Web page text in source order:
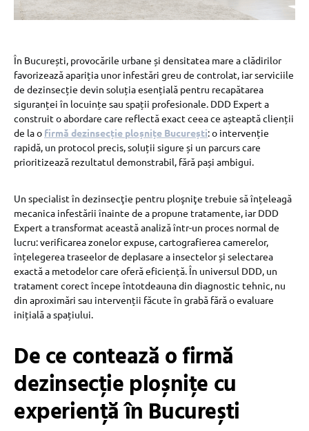
În București, provocările urbane și densitatea mare a clădirilor
favorizează apariția unor infestări greu de controlat, iar serviciile
de dezinsecție devin soluția esențială pentru recapătarea
siguranței în locuințe sau spații profesionale. DDD Expert a
construit o abordare care reflectă exact ceea ce așteaptă clienții
de la o firmă dezinsecție ploșnițe București: o intervenție
rapidă, un protocol precis, soluții sigure și un parcurs care
prioritizează rezultatul demonstrabil, fără pași ambigui.
Un specialist în dezinsecţie pentru ploşniţe trebuie să înțeleagă
mecanica infestării înainte de a propune tratamente, iar DDD
Expert a transformat această analiză într-un proces normal de
lucru: verificarea zonelor expuse, cartografierea camerelor,
înțelegerea traseelor de deplasare a insectelor și selectarea
exactă a metodelor care oferă eficiență. În universul DDD, un
tratament corect începe întotdeauna din diagnostic tehnic, nu
din aproximări sau intervenții făcute în grabă fără o evaluare
inițială a spațiului.
De ce contează o firmă
dezinsecție ploșnițe cu
experiență în București